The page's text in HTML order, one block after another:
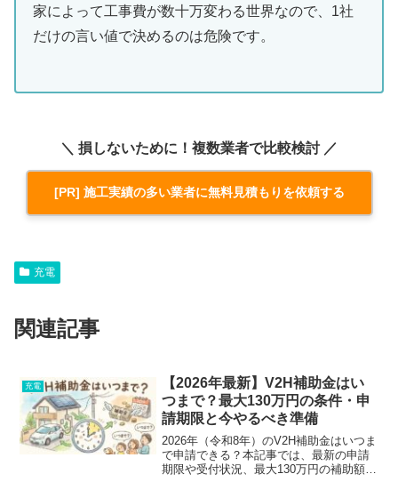
家によって工事費が数十万変わる世界なので、1社
だけの言い値で決めるのは危険です。
＼ 損しないために！複数業者で比較検討 ／
[PR] 施工実績の多い業者に無料見積もりを依頼する
充電
関連記事
充電
【2026年最新】V2H補助金はい
つまで？最大130万円の条件・申
請期限と今やるべき準備
2026年（令和8年）のV2H補助金はいつま
で申請できる？本記事では、最新の申請
期限や受付状況、最大130万円の補助額の